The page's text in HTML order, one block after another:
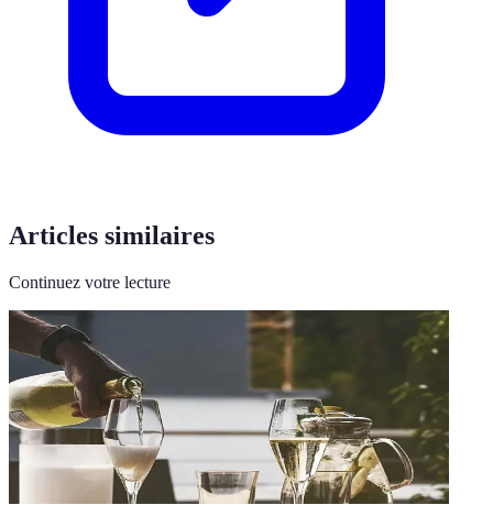
Articles similaires
Continuez votre lecture